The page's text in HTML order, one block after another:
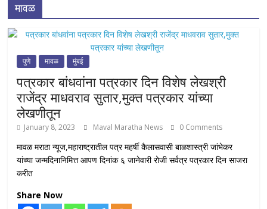
मावळ
पुणे मावळ मुंबई
पत्रकार बांधवांना पत्रकार दिन विशेष लेखश्री
राजेंद्र माधवराव सुतार,मुक्त पत्रकार यांच्या
लेखणीतून
January 8, 2023 Maval Maratha News 0 Comments
मावळ मराठा न्यूज,महाराष्ट्रातील पत्र महर्षी कैलासवासी बाळशास्त्री जांभेकर
यांच्या जन्मदिनानिमित्त आपण दिनांक ६ जानेवारी रोजी सर्वत्र पत्रकार दिन साजरा
करीत
Share Now